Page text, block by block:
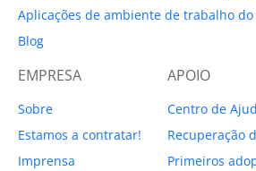
Aplicações de ambiente de trabalho do
Blog
EMPRESA
Sobre
Estamos a contratar!
Imprensa
APOIO
Centro de
Recuperação
Primeiros